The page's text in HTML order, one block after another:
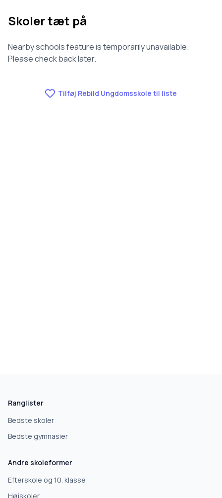
Skoler tæt på
Nearby schools feature is temporarily unavailable.
Please check back later.
Tilføj Rebild Ungdomsskole til liste
Ranglister
Bedste skoler
Bedste gymnasier
Andre skoleformer
Efterskole og 10. klasse
Højskoler